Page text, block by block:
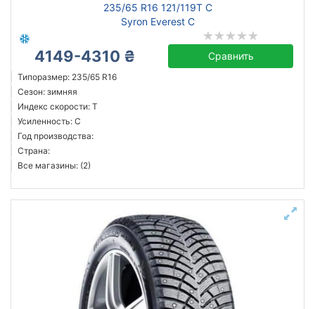
235/65 R16 121/119T C
Syron Everest C
4149-4310 ₴ Сравнить
Типоразмер: 235/65 R16
Сезон: зимняя
Индекс скорости: T
Усиленность: C
Год производства:
Страна:
Все магазины: (2)